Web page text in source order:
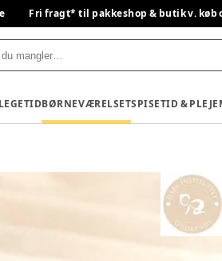
Fri fragt* til pakkeshop & butik v. køb
LEGETIDBØRNEVÆRELSETSPISETID & PLEJE